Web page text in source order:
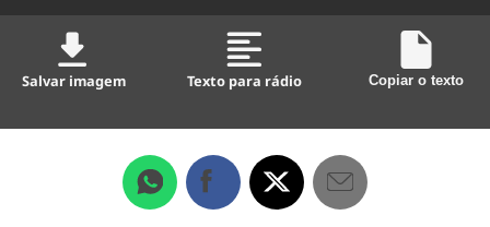
Salvar imagem Texto para rádio Copiar o texto